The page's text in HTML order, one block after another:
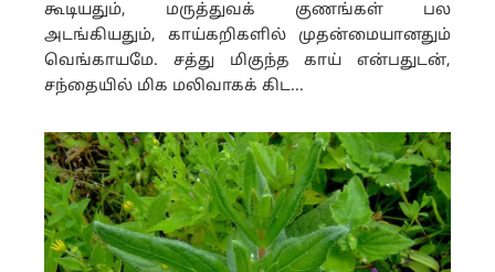
கூடியதும், மருத்துவக் குணங்கள் பல
அடங்கியதும், காய்கறிகளில் முதன்மையானதும்
வெங்காயமே. சத்து மிகுந்த காய் என்பதுடன்,
சந்தையில் மிக மலிவாகக் கிட...